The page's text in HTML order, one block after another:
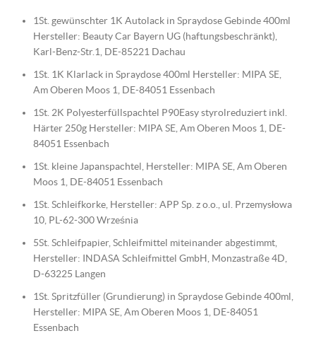
1St. gewünschter 1K Autolack in Spraydose Gebinde 400ml
Hersteller: Beauty Car Bayern UG (haftungsbeschränkt),
Karl-Benz-Str.1, DE-85221 Dachau
1St. 1K Klarlack in Spraydose 400ml Hersteller: MIPA SE,
Am Oberen Moos 1, DE-84051 Essenbach
1St. 2K Polyesterfüllspachtel P90Easy styrolreduziert inkl.
Härter 250g Hersteller: MIPA SE, Am Oberen Moos 1, DE-
84051 Essenbach
1St. kleine Japanspachtel, Hersteller: MIPA SE, Am Oberen
Moos 1, DE-84051 Essenbach
1St. Schleifkorke, Hersteller: APP Sp. z o.o., ul. Przemysłowa
10, PL-62-300 Września
5St. Schleifpapier, Schleifmittel miteinander abgestimmt,
Hersteller: INDASA Schleifmittel GmbH, Monzastraße 4D,
D-63225 Langen
1St. Spritzfüller (Grundierung) in Spraydose Gebinde 400ml,
Hersteller: MIPA SE, Am Oberen Moos 1, DE-84051
Essenbach